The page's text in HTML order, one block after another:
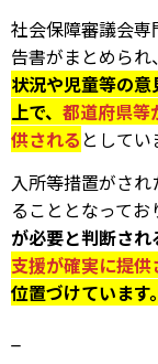
社会保障審議会
告書がまとめられ
状況や児童等の
上で、 都道府県等
供される としてい
入所等措置がさ
ることとなってお
が必要と判断され
支援が確実に提
位置づけています。